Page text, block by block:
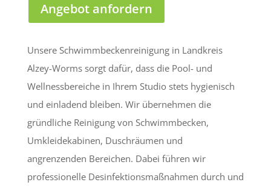
Angebot anfordern
Unsere Schwimmbeckenreinigung in Landkreis
Alzey-Worms sorgt dafür, dass die Pool- und
Wellnessbereiche in Ihrem Studio stets hygienisch
und einladend bleiben. Wir übernehmen die
gründliche Reinigung von Schwimmbecken,
Umkleidekabinen, Duschräumen und
angrenzenden Bereichen. Dabei führen wir
professionelle Desinfektionsmaßnahmen durch und